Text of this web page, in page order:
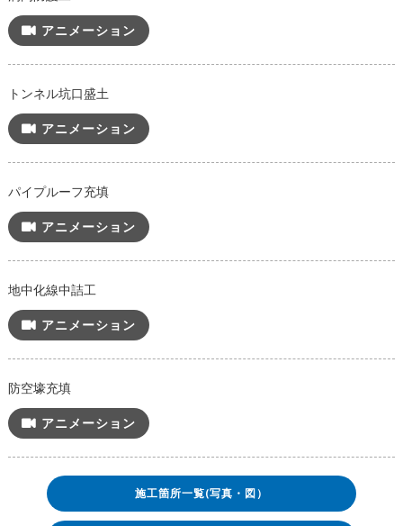
アニメーション
トンネル坑口盛土
アニメーション
パイプルーフ充填
アニメーション
地中化線中詰工
アニメーション
防空壕充填
アニメーション
施工箇所一覧(写真・図）